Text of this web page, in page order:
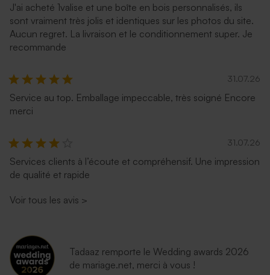
J'ai acheté 1valise et une boîte en bois personnalisés, ils
sont vraiment très jolis et identiques sur les photos du site.
Aucun regret. La livraison et le conditionnement super. Je
recommande
31.07.26
Service au top. Emballage impeccable, très soigné Encore
merci
31.07.26
Services clients à l’écoute et compréhensif. Une impression
de qualité et rapide
Voir tous les avis >
Tadaaz remporte le Wedding awards 2026
de mariage.net, merci à vous !